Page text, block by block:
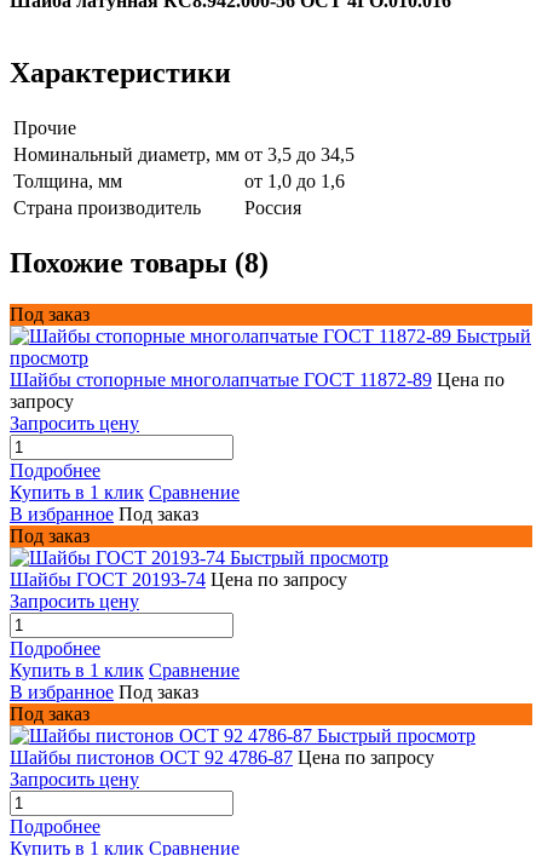
Характеристики
Прочие
Номинальный диаметр, мм от 3,5 до 34,5
Толщина, мм
от 1,0 до 1,6
Страна производитель
Россия
Похожие товары (8)
Под заказ
Быстрый
просмотр
Шайбы стопорные многолапчатые ГОСТ 11872-89 Цена по
запросу
Запросить цену
Подробнее
Купить в 1 клик Сравнение
В избранное Под заказ
Под заказ
Быстрый просмотр
Шайбы ГОСТ 20193-74 Цена по запросу
Запросить цену
Подробнее
Купить в 1 клик Сравнение
В избранное Под заказ
Под заказ
Быстрый просмотр
Шайбы пистонов ОСТ 92 4786-87 Цена по запросу
Запросить цену
Подробнее
Купить в 1 клик Сравнение